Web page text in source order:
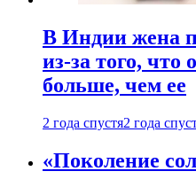
В Индии жена
из-за того,
больше, чем ее
2 года спустя2 года
«Поколение